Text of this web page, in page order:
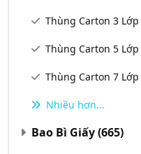
Thùng Carton 3 Lớp
Thùng Carton 5 Lớp
Thùng Carton 7 Lớp
Nhiều hơn...
Bao Bì Giấy(665)